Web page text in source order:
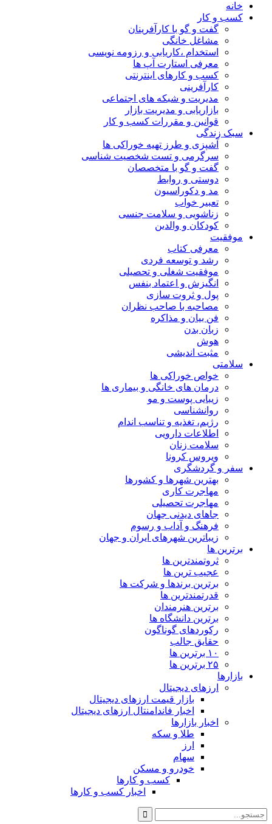
خانه
کسب و کار
گفت و گو با کارآفرینان
مشاغل خانگی
استخدام ،کاریابی و رزومه نویسی
معرفی استارت آپ ها
کسب و کارهای اینترنتی
کارآفرینی
مدیریت و شبکه های اجتماعی
بازاریابی و مدیریت بازار
قوانین و مقررات کسب و کار
سبک زندگی
آشپزی و طرز تهیه خوراکی ها
سرگرمی و تست شخصیت شناسی
گفت و گو با متخصصان
دوستی و روابط
مد و دکوراسیون
تعبیر خواب
زناشویی و سلامت جنسی
کودکان و والدین
موفقیت
معرفی کتاب
رشد و توسعه فردی
موفقیت شغلی و تحصیلی
انگیزش و اعتماد بنفس
پول و ثروت سازی
مصاحبه با صاحب نظران
فن بیان و مذاکره
زبان بدن
هوش
مثبت اندیشی
سلامتی
خواص خوراکی ها
درمان های خانگی و بیماری ها
زیبایی پوست و مو
روانشناسی
رژیم، تغذیه و تناسب اندام
اطلاعات دارویی
سلامت زنان
ویروس کرونا
سفر و گردشگری
بهترین شهرها و کشورها
مهاجرت کاری
مهاجرت تحصیلی
جاهای دیدنی جهان
فرهنگ و آداب و رسوم
زیباترین شهرهای ایران و جهان
برترین ها
ثروتمندترین ها
عجیب ترین ها
برترین برندها و شرکت ها
قدرتمندترین ها
برترین هنرمندان
برترین دانشگاه ها
رکوردهای گوناگون
حقایق جالب
۱۰ برترین ها
۲۵ برترین ها
بازارها
ارزهای دیجیتال
بازار قیمت ارزهای دیجیتال
اخبار فاندامنتال ارزهای دیجیتال
اخبار بازارها
طلا و سکه
ارز
سهام
خودرو و مسکن
کسب و کارها
اخبار کسب و کارها